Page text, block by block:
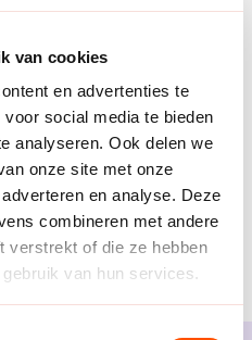
van cookies
en advertenties te
social media te bieden
analyseren. Ook delen we
onze site met onze
en analyse. Deze
combineren met andere
verstrekt of die ze hebben
van hun services.
voor de PvB,
scheidsrechters. Voor
handbalsport werd hij in
actief als fotograaf
diverse
veel sterkte toe in